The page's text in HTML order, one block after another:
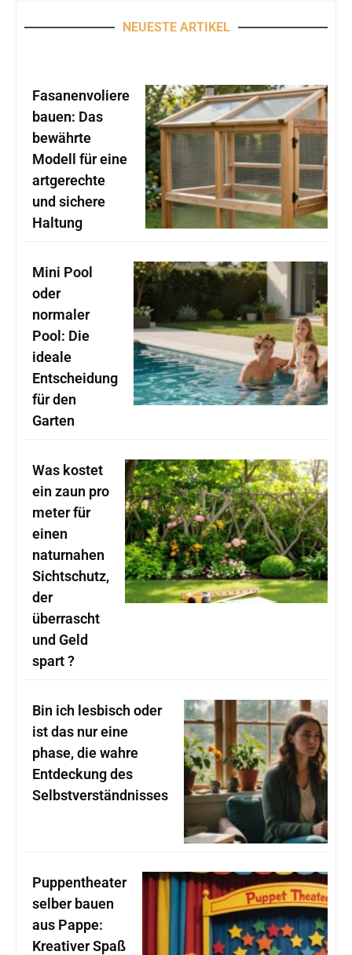
NEUESTE ARTIKEL
Fasanenvoliere
bauen: Das
bewährte
Modell für eine
artgerechte
und sichere
Haltung
Mini Pool
oder
normaler
Pool: Die
ideale
Entscheidung
für den
Garten
Was kostet
ein zaun pro
meter für
einen
naturnahen
Sichtschutz,
der
überrascht
und Geld
spart ?
Bin ich lesbisch oder
ist das nur eine
phase, die wahre
Entdeckung des
Selbstverständnisses
Puppentheater
selber bauen
aus Pappe:
Kreativer Spaß